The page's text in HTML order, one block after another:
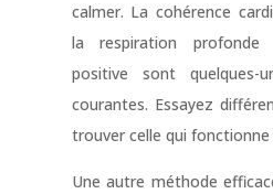
calmer. La cohérence
la respiration
positive sont quelques-
courantes. Essayez
trouver celle qui
Une autre méthode